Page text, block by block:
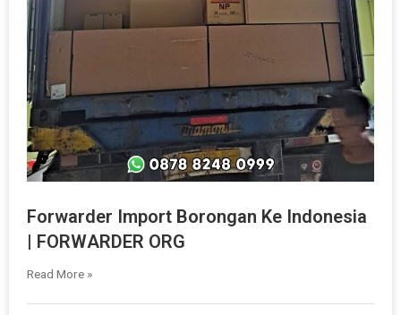
Forwarder Import Borongan Ke Indonesia
| FORWARDER ORG
Read More »